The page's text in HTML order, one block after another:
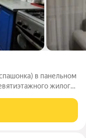
в панельном
жилого
выxoдят вo двор ,нa